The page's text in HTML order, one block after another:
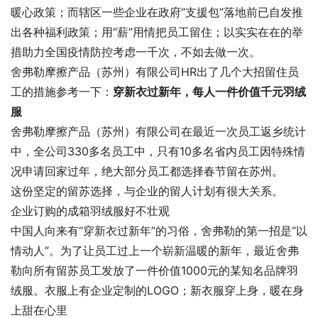
暖心政策；而辖区一些企业在政府“支援包”落地前已自发推
出各种福利政策；用“薪”用情把员工留住；以实实在在的举
措助力全国疫情防控考虑一千次，不如去做一次。
舍弗勒摩擦产品（苏州）有限公司HR出了几个大招留住员
工的措施参考一下： 穿新衣过新年，每人一件价值千元羽绒
服
舍弗勒摩擦产品（苏州）有限公司在最近一次员工返乡统计
中，全公司330多名员工中，只有10多名省内员工因特殊情
况申请回家过年，绝大部分员工都选择春节留在苏州。
这份坚定的留苏选择，与企业的留人计划有很大关系。
企业订购的成箱羽绒服好不壮观
中国人向来有“穿新衣过新年”的习俗，舍弗勒的第一招是“以
情动人”。为了让员工过上一个崭新温暖的新年，最近舍弗
勒向所有留苏员工发放了一件价值1000元的某知名品牌羽
绒服。衣服上有企业定制的LOGO；新衣服穿上身，暖在身
上甜在心里